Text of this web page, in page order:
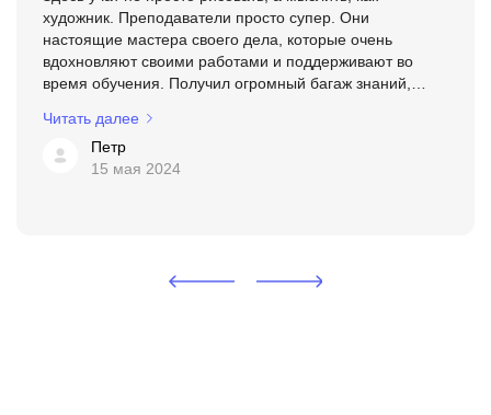
художник. Преподаватели просто супер. Они
настоящие мастера своего дела, которые очень
вдохновляют своими работами и поддерживают во
время обучения. Получил огромный багаж знаний,
Читать далее
Петр
15 мая 2024